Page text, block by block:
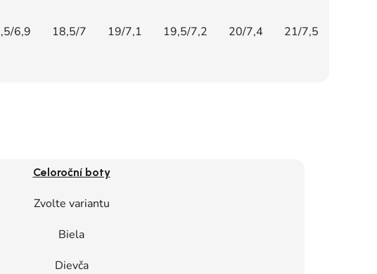
6,9 18,5/7 19/7,1 19,5/7,2 20/7,4 21/7,5
Celoroční boty
Zvolte variantu
Biela
Dievča